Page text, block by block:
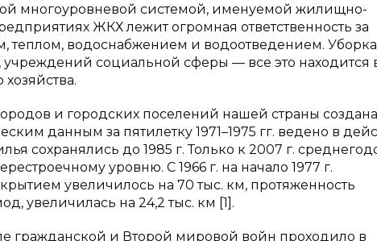
многоуровневой системой, именуемой жилищно-
ЖКХ лежит огромная ответственность за
водоснабжением и водоотведением.
социальной сферы — все это находится
и городских поселений нашей страны
данным за пятилетку 1971–1975 гг. ведено в
сохранялись до 1985 г. Только к 2007 г.
уровню. С 1966 г. на начало 1977 г.
увеличилось на 70 тыс. км, протяженность
увеличилась на 24,2 тыс. км [1].
гражданской и Второй мировой войн проходило в